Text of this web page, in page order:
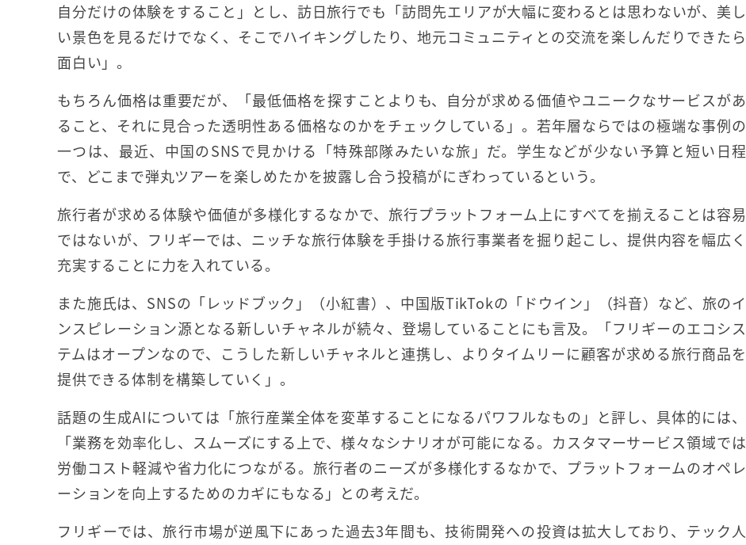
自分だけの体験をすること」とし、訪日旅行でも「訪問先エリアが大幅に変わるとは思わないが、美し
い景色を見るだけでなく、そこでハイキングしたり、地元コミュニティとの交流を楽しんだりできたら
面白い」。
もちろん価格は重要だが、「最低価格を探すことよりも、自分が求める価値やユニークなサービスがあ
ること、それに見合った透明性ある価格なのかをチェックしている」。若年層ならではの極端な事例の
一つは、最近、中国のSNSで見かける「特殊部隊みたいな旅」だ。学生などが少ない予算と短い日程
で、どこまで弾丸ツアーを楽しめたかを披露し合う投稿がにぎわっているという。
旅行者が求める体験や価値が多様化するなかで、旅行プラットフォーム上にすべてを揃えることは容易
ではないが、フリギーでは、ニッチな旅行体験を手掛ける旅行事業者を掘り起こし、提供内容を幅広く
充実することに力を入れている。
また施氏は、SNSの「レッドブック」（小紅書）、中国版TikTokの「ドウイン」（抖音）など、旅のイ
ンスピレーション源となる新しいチャネルが続々、登場していることにも言及。「フリギーのエコシス
テムはオープンなので、こうした新しいチャネルと連携し、よりタイムリーに顧客が求める旅行商品を
提供できる体制を構築していく」。
話題の生成AIについては「旅行産業全体を変革することになるパワフルなもの」と評し、具体的には、
「業務を効率化し、スムーズにする上で、様々なシナリオが可能になる。カスタマーサービス領域では
労働コスト軽減や省力化につながる。旅行者のニーズが多様化するなかで、プラットフォームのオペレ
ーションを向上するためのカギにもなる」との考えだ。
フリギーでは、旅行市場が逆風下にあった過去3年間も、技術開発への投資は拡大しており、テック人